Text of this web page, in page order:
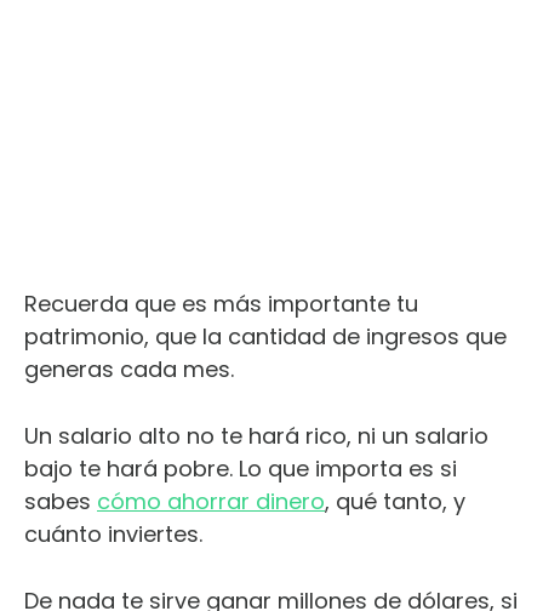
Recuerda que es más importante tu
patrimonio, que la cantidad de ingresos que
generas cada mes.
Un salario alto no te hará rico, ni un salario
bajo te hará pobre. Lo que importa es si
sabes cómo ahorrar dinero, qué tanto, y
cuánto inviertes.
De nada te sirve ganar millones de dólares, si